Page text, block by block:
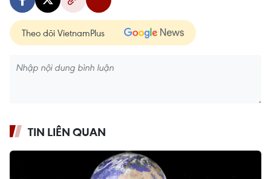
Theo dõi VietnamPlus
TIN LIÊN QUAN